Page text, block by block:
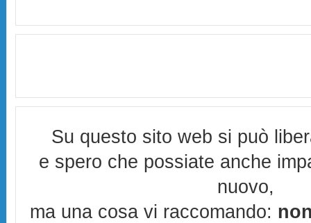
Su questo sito web si può
e spero che possiate anche
nuovo,
ma una cosa vi raccomando: